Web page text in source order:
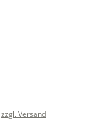
zzgl. Versand